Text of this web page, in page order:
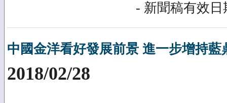
- 新聞稿有效日
中國金洋看好發展前景 進一步增持藍
2018/02/28